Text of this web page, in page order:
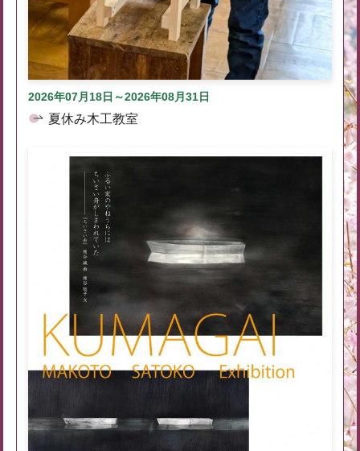
2026年07月18日～2026年08月31日
夏休み木工教室